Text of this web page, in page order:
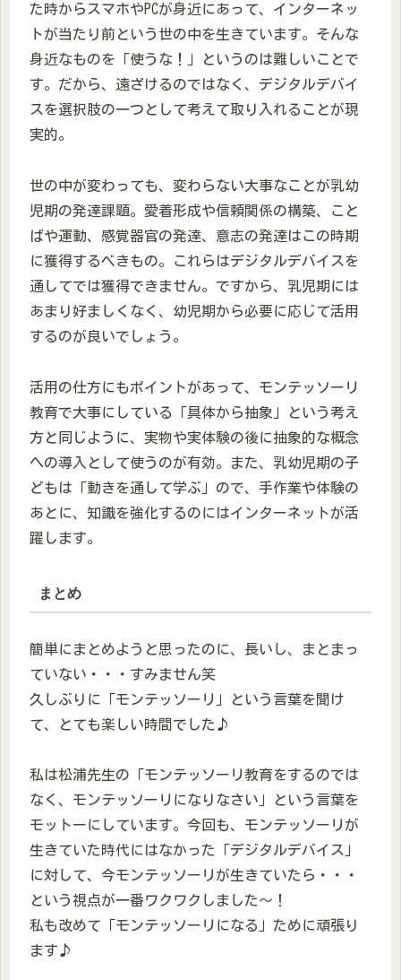
た時からスマホやPCが身近にあって、インターネッ
トが当たり前という世の中を生きています。そんな
身近なものを「使うな！」というのは難しいことで
す。だから、遠ざけるのではなく、デジタルデバイ
スを選択肢の一つとして考えて取り入れることが現
実的。
世の中が変わっても、変わらない大事なことが乳幼
児期の発達課題。愛着形成や信頼関係の構築、こと
ばや運動、感覚器官の発達、意志の発達はこの時期
に獲得するべきもの。これらはデジタルデバイスを
通してでは獲得できません。ですから、乳児期には
あまり好ましくなく、幼児期から必要に応じて活用
するのが良いでしょう。
活用の仕方にもポイントがあって、モンテッソーリ
教育で大事にしている「具体から抽象」という考え
方と同じように、実物や実体験の後に抽象的な概念
への導入として使うのが有効。また、乳幼児期の子
どもは「動きを通して学ぶ」ので、手作業や体験の
あとに、知識を強化するのにはインターネットが活
躍します。
まとめ
簡単にまとめようと思ったのに、長いし、まとまっ
ていない・・・すみません笑
久しぶりに「モンテッソーリ」という言葉を聞け
て、とても楽しい時間でした♪
私は松浦先生の「モンテッソーリ教育をするのでは
なく、モンテッソーリになりなさい」という言葉を
モットーにしています。今回も、モンテッソーリが
生きていた時代にはなかった「デジタルデバイス」
に対して、今モンテッソーリが生きていたら・・・
という視点が一番ワクワクしました～！
私も改めて「モンテッソーリになる」ために頑張り
ます♪